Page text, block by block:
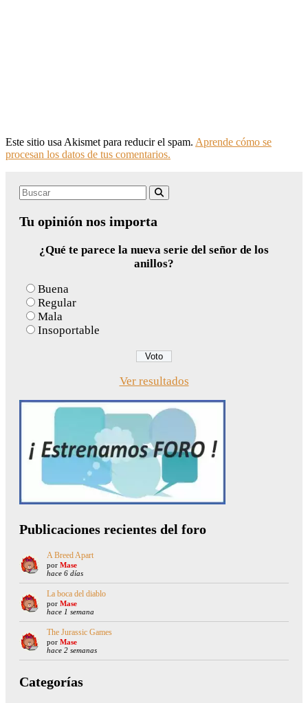
Este sitio usa Akismet para reducir el spam. Aprende cómo se
procesan los datos de tus comentarios.
Search
Tu opinión nos importa
¿Qué te parece la nueva serie del señor de los
anillos?
Buena
Regular
Mala
Insoportable
Ver resultados
Publicaciones recientes del foro
A Breed Apart
por Mase
hace 6 días
La boca del diablo
por Mase
hace 1 semana
The Jurassic Games
por Mase
hace 2 semanas
Categorías